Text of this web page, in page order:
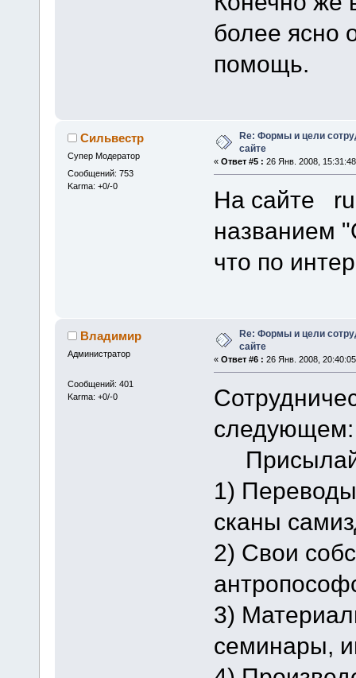
более ясно
помощь.
Сильвестр
Супер Модератор
Сообщений: 753
Karma: +0/-0
Re: Формы и цели
сайте
« Ответ #5 : 26 Янв. 2008,
На сайте
названием
что по
Владимир
Администратор
Сообщений: 401
Karma: +0/-0
Re: Формы и цели
сайте
« Ответ #6 : 26 Янв. 2008,
следующем:
1)
сканы
2) Свои
3)
семинары,